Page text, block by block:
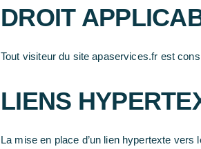
DROIT
Tout visiteur du site apaservices.fr est
LIENS
La mise en place d’un lien hypertexte